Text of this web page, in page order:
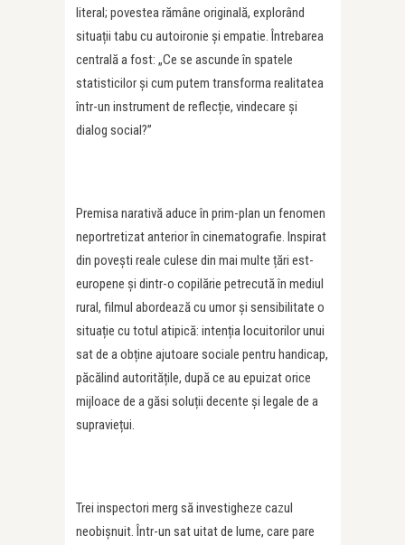
literal; povestea rămâne originală, explorând
situații tabu cu autoironie și empatie. Întrebarea
centrală a fost: „Ce se ascunde în spatele
statisticilor și cum putem transforma realitatea
într-un instrument de reflecție, vindecare și
dialog social?”
Premisa narativă aduce în prim-plan un fenomen
neportretizat anterior în cinematografie. Inspirat
din povești reale culese din mai multe țări est-
europene și dintr-o copilărie petrecută în mediul
rural, filmul abordează cu umor și sensibilitate o
situație cu totul atipică: intenția locuitorilor unui
sat de a obține ajutoare sociale pentru handicap,
păcălind autoritățile, după ce au epuizat orice
mijloace de a găsi soluții decente și legale de a
supraviețui.
Trei inspectori merg să investigheze cazul
neobișnuit. Într-un sat uitat de lume, care pare